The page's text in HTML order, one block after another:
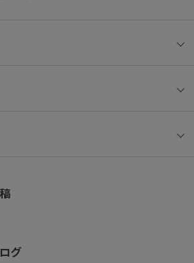
のあるディティールで、
収納可能なサイズ感でビジネス
グ